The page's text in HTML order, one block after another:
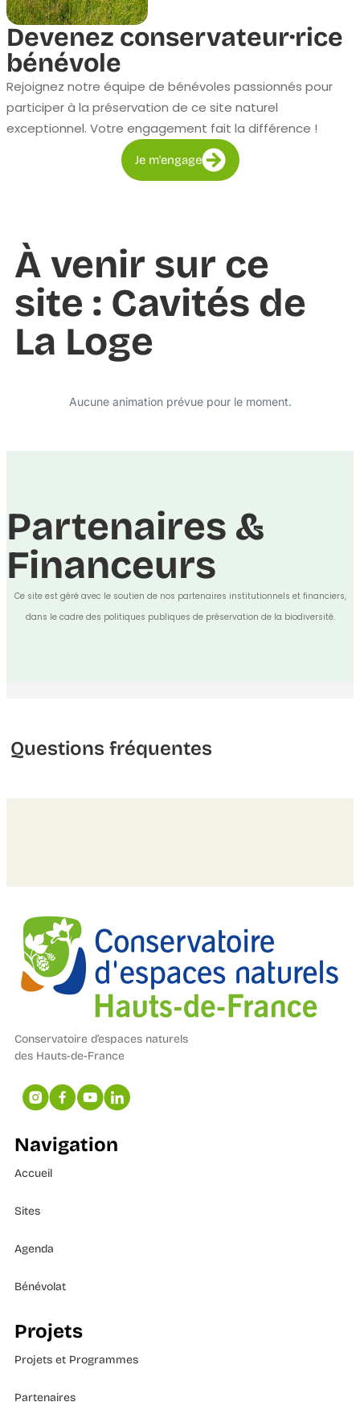
Devenez conservateur·rice
bénévole
Rejoignez notre équipe de bénévoles passionnés pour
participer à la préservation de ce site naturel
exceptionnel. Votre engagement fait la différence !
Je m'engage
À venir sur ce
site : Cavités de
La Loge
Aucune animation prévue pour le moment.
Partenaires &
Financeurs
Ce site est géré avec le soutien de nos partenaires institutionnels et financiers,
dans le cadre des politiques publiques de préservation de la biodiversité.
Questions fréquentes
Conservatoire d’espaces naturels
des Hauts-de-France
Navigation
Accueil
Sites
Agenda
Bénévolat
Projets
Projets et Programmes
Partenaires